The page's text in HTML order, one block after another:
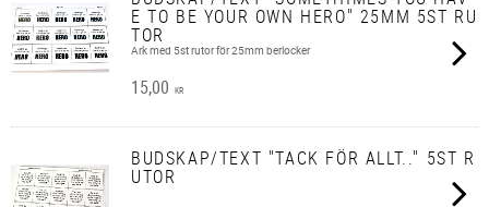
E TO BE YOUR OWN HERO" 25MM 5ST RU
TOR
Ark med 5st rutor för 25mm berlocker
15,00 KR
BUDSKAP/TEXT "TACK FÖR ALLT.." 5ST R
UTOR